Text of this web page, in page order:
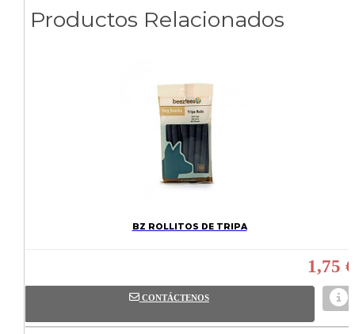
Productos Relacionados
BZ ROLLITOS DE TRIPA
1,75 €
CONTÁCTENOS